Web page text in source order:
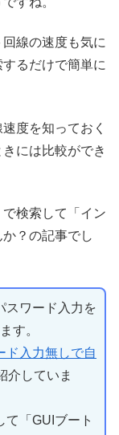
線の速度も気に
るだけで簡単に
度を知っておく
きには比較ができ
検索して「イン
？の記事でし
スワード入力を
す。
ド入力無しで自
介していま
「GUIブート